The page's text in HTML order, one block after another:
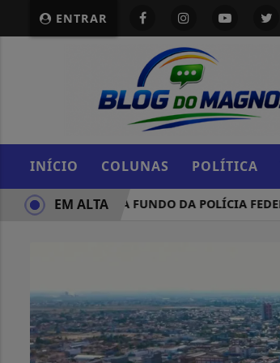
ENTRAR
INÍCIO COLUNAS POLÍTICA
DE BETS PARA FUNDO DA POLÍCIA FEDERAL
EM ALTA